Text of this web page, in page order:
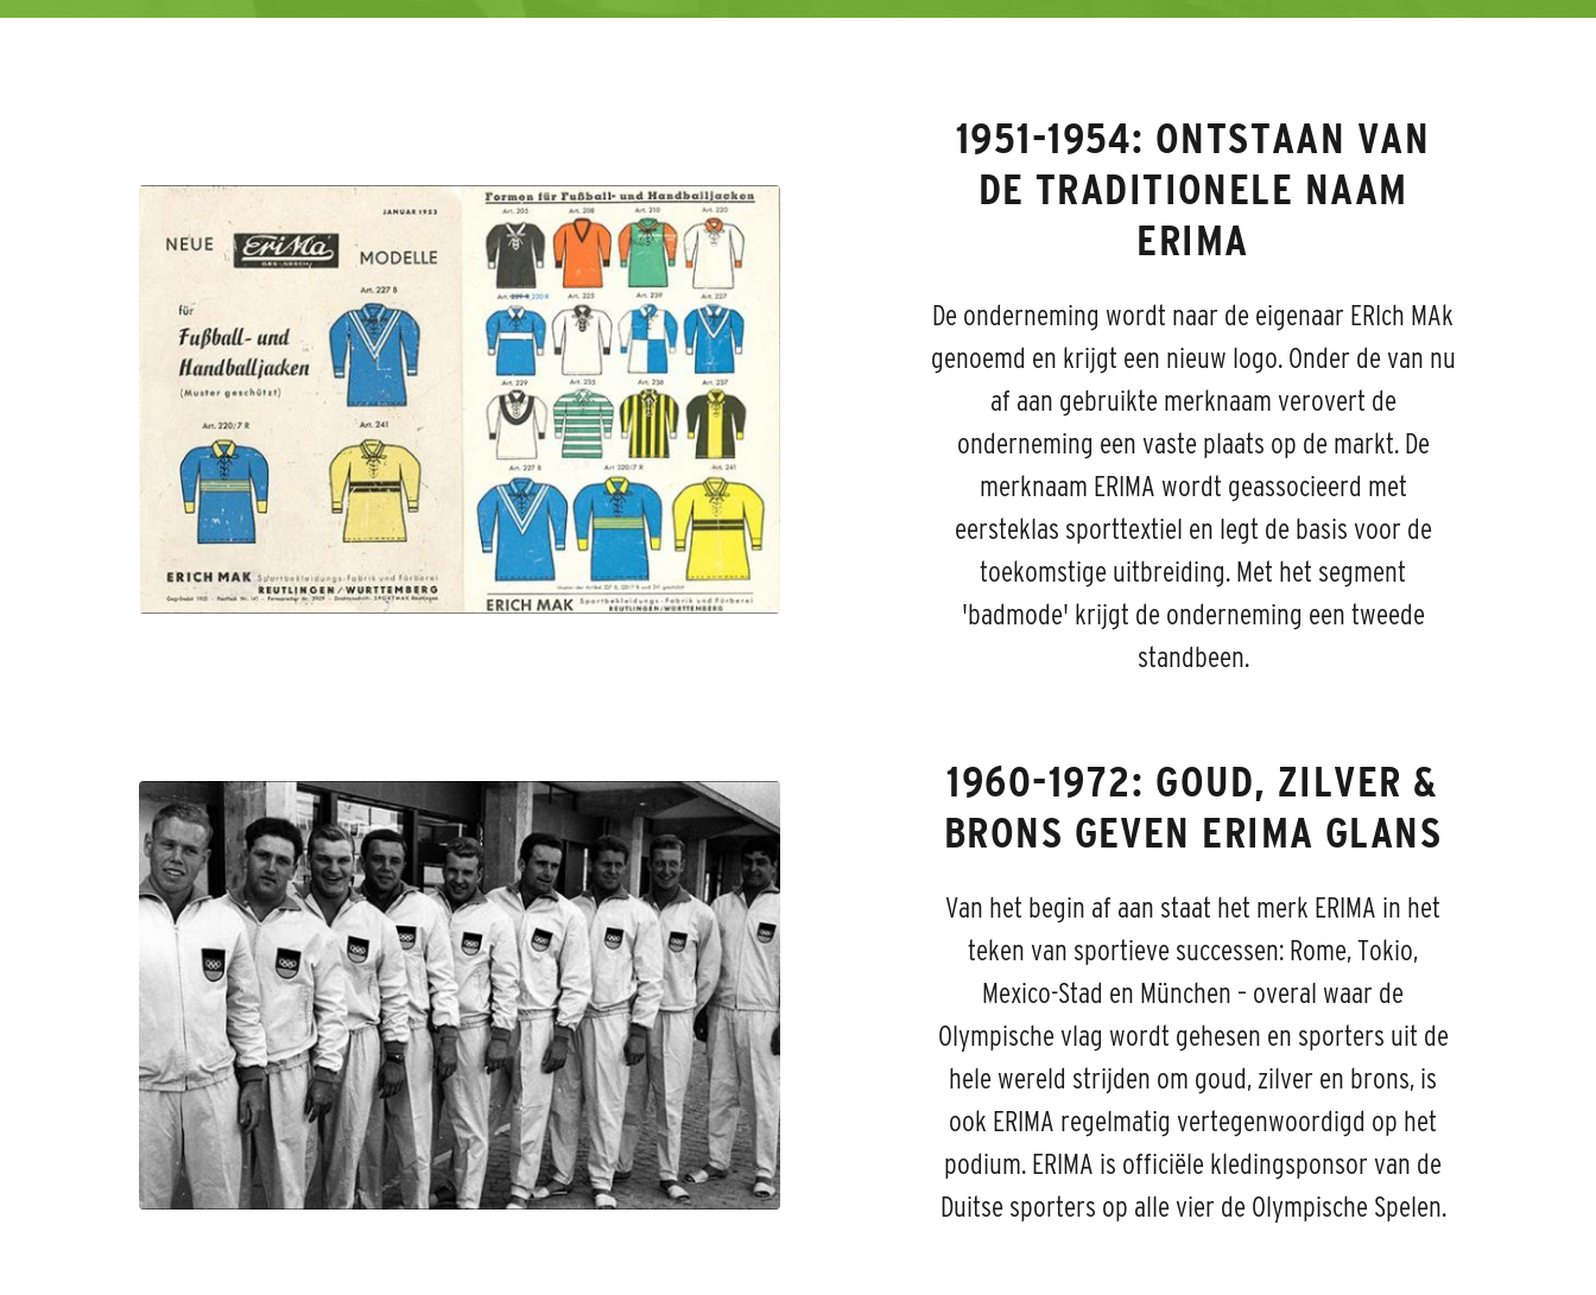
1951-1954: ONTSTAAN VAN
DE TRADITIONELE NAAM
ERIMA
De onderneming wordt naar de eigenaar ERIch MAk
genoemd en krijgt een nieuw logo. Onder de van nu
af aan gebruikte merknaam verovert de
onderneming een vaste plaats op de markt. De
merknaam ERIMA wordt geassocieerd met
eersteklas sporttextiel en legt de basis voor de
toekomstige uitbreiding. Met het segment
'badmode' krijgt de onderneming een tweede
standbeen.
1960-1972: GOUD, ZILVER &
BRONS GEVEN ERIMA GLANS
Van het begin af aan staat het merk ERIMA in het
teken van sportieve successen: Rome, Tokio,
Mexico-Stad en München – overal waar de
Olympische vlag wordt gehesen en sporters uit de
hele wereld strijden om goud, zilver en brons, is
ook ERIMA regelmatig vertegenwoordigd op het
podium. ERIMA is officiële kledingsponsor van de
Duitse sporters op alle vier de Olympische Spelen.